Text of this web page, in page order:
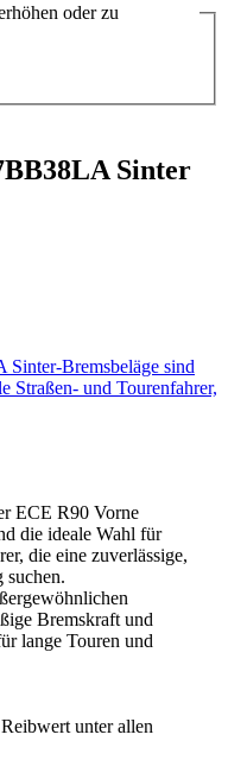
oder zu
Sinter
Bremsbeläge sind
Straßen- und Tourenfahrer,
ECE R90 Vorne
die ideale Wahl für
die eine zuverlässige,
suchen.
Bremskraft und
lange Touren und
unter allen